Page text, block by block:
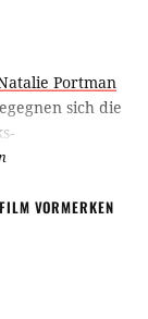
Portman
sich die
Julia
FILM VORMERKEN